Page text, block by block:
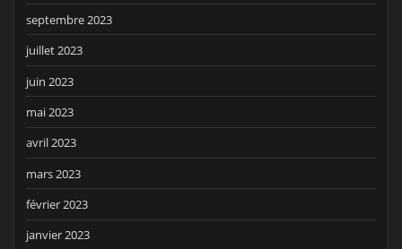
septembre 2023
juillet 2023
juin 2023
mai 2023
avril 2023
mars 2023
février 2023
janvier 2023